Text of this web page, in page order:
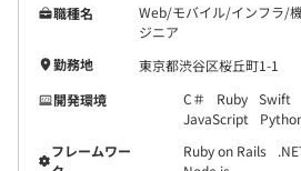
職種名
Web/モバイル/インフラ/
ジニア
勤務地
東京都渋谷区桜丘町1-1
開発環境
C＃ Ruby Swift
JavaScript
フレームワー
Ruby on Rails